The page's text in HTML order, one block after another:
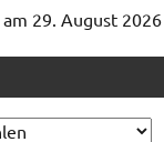
am 29. August